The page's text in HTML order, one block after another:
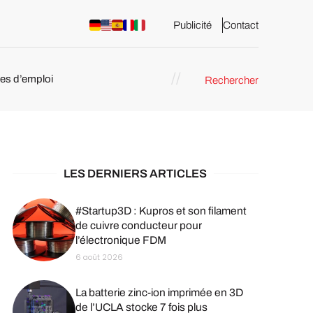
Publicité Contact
d’emploi Rechercher
LES DERNIERS ARTICLES
#Startup3D : Kupros et son filament
de cuivre conducteur pour
l’électronique FDM
6 août 2026
La batterie zinc-ion imprimée en 3D
de l’UCLA stocke 7 fois plus